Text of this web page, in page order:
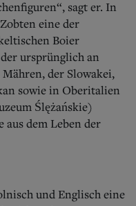
sagt er. In
eine der
Boier
ursprünglich an
der Slowakei,
sowie in Oberitalien
Ślężańskie)
aus dem Leben der
und Englisch eine